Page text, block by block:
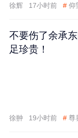
徐辉 17小时前 # 仰
不要伤了余承
足珍贵！
徐翀 19小时前 # 尊